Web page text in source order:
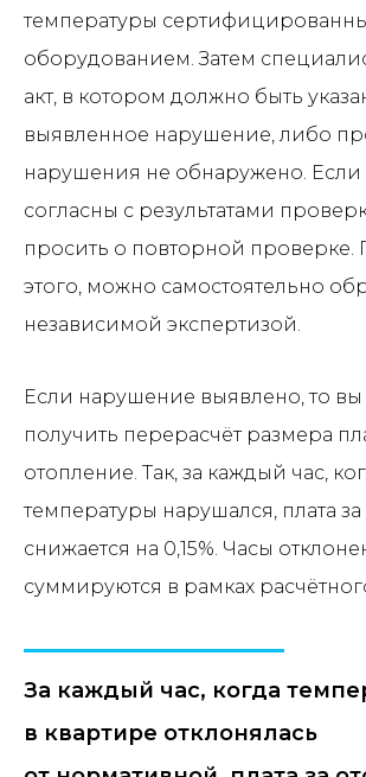
температуры
оборудованием. Затем
акт, в котором должно быть
выявленное нарушение, либо
нарушения не обнаружено. Если
согласны с результатами
просить о повторной
этого, можно самостоятельно
независимой экспертизой.
Если нарушение выявлено, то
получить перерасчёт размера
отопление. Так, за каждый час,
температуры нарушался, плата
снижается на 0,15%. Часы
суммируются в рамках
За каждый час, когда
в квартире отклонялась